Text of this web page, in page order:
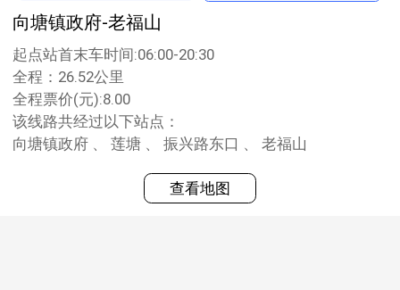
向塘镇政府-老福山
起点站首末车时间:06:00-20:30
全程：26.52公里
全程票价(元):8.00
该线路共经过以下站点：
向塘镇政府 、 莲塘 、 振兴路东口 、 老福山
查看地图